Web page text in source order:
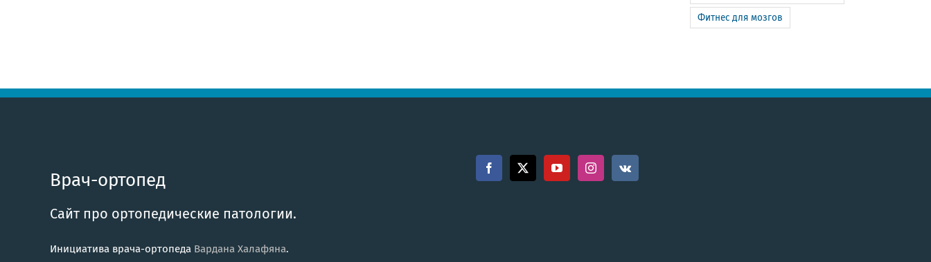
Фитнес для мозгов
Врач-ортопед
Сайт про ортопедические патологии.
Инициатива врача-ортопеда Вардана Халафяна.